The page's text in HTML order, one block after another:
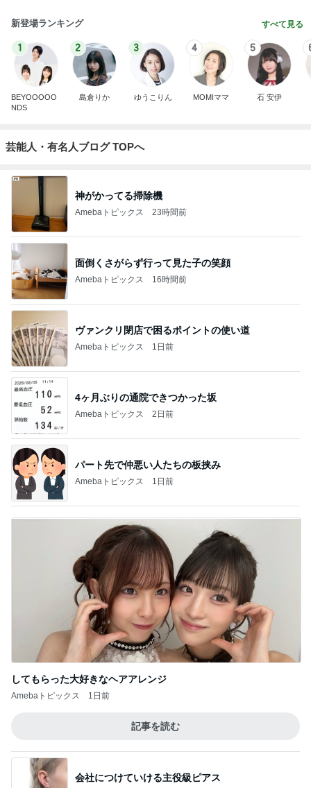
新登場ランキング すべて見る
1
BEYOOOOO
NDS
2
島倉りか
3
ゆうこりん
4
MOMIママ
5
石 安伊
芸能人・有名人ブログ TOPへ
神がかってる掃除機
Amebaトピックス 23時間前
面倒くさがらず行って見た子の笑顔
Amebaトピックス 16時間前
ヴァンクリ閉店で困るポイントの使い道
Amebaトピックス 1日前
4ヶ月ぶりの通院できつかった坂
Amebaトピックス 2日前
パート先で仲悪い人たちの板挟み
Amebaトピックス 1日前
してもらった大好きなヘアアレンジ
Amebaトピックス 1日前
記事を読む
会社につけていける主役級ピアス